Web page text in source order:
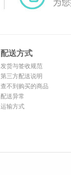
配送方式
发货与签收规范
第三方配送说明
查不到购买的商品
配送异常
运输方式